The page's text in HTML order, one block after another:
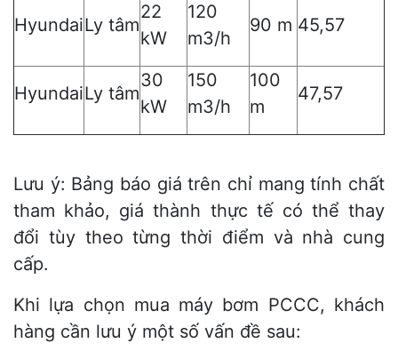
HyundaiLy tâm
22
kW
120
m3/h
90 m 45,57
HyundaiLy tâm
30
kW
150
m3/h
100
m
47,57
Lưu ý: Bảng báo giá trên chỉ mang tính chất
tham khảo, giá thành thực tế có thể thay
đổi tùy theo từng thời điểm và nhà cung
cấp.
Khi lựa chọn mua máy bơm PCCC, khách
hàng cần lưu ý một số vấn đề sau: